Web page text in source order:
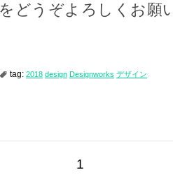
どうぞよろしくお願
tag: 2018 design Designworks デザイン
1